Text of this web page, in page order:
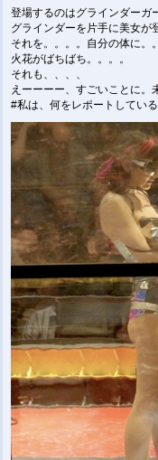
登場するのはグラインダーガ
グラインダーを片手に美女が
それを。。。。自分の体に。
火花がばちばち。。。。
それも、、、、
えーーーー、すごいことに。
#私は、何をレポートしてい